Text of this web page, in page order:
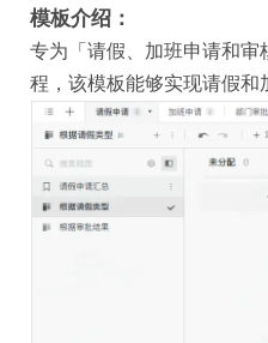
模板介绍：
专为「请假、加班申请和
程，该模板能够实现请假